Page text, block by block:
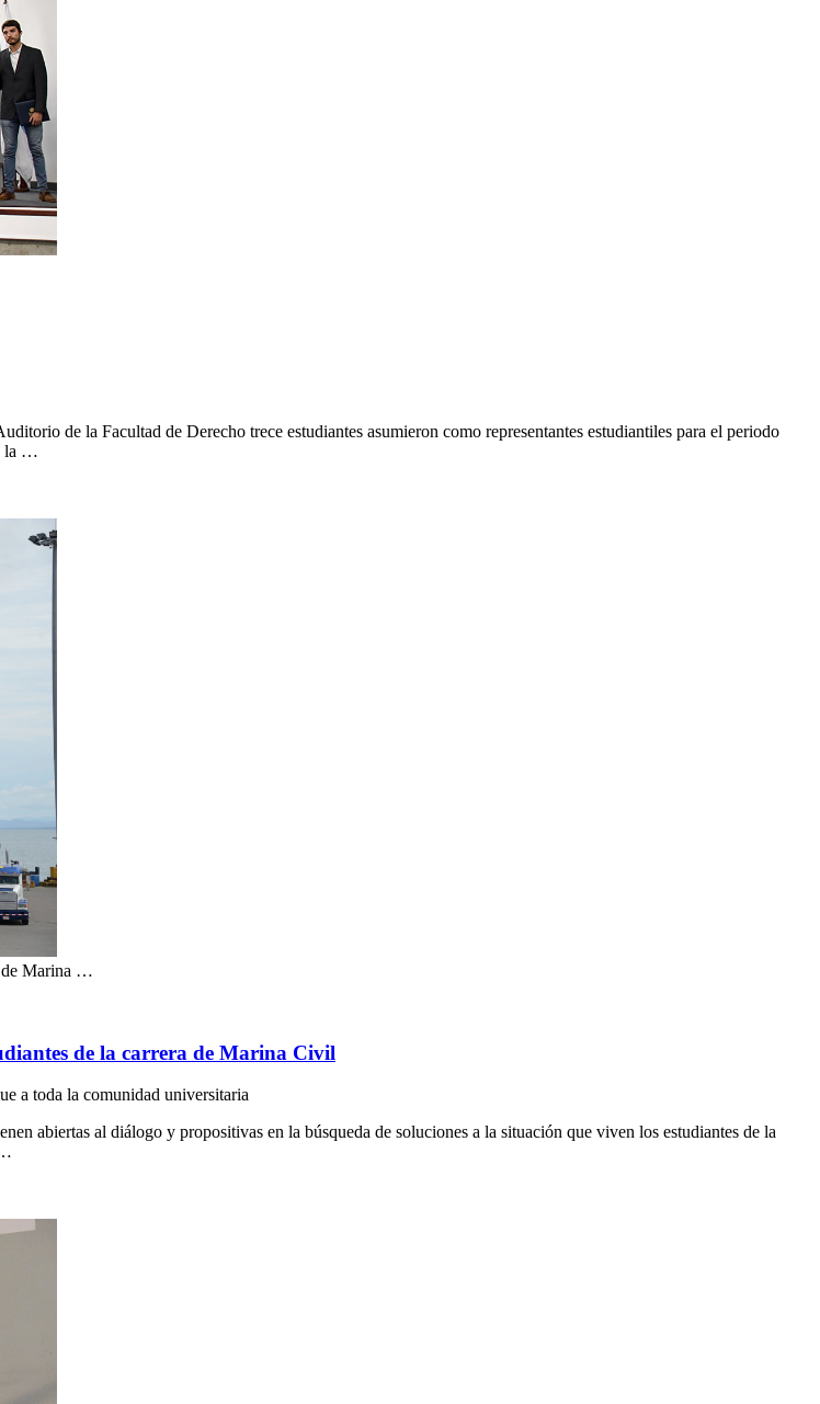
de la Facultad de Derecho trece estudiantes asumieron como representantes estudiantiles para el periodo
la …
de Marina …
de la carrera de Marina Civil
a toda la comunidad universitaria
abiertas al diálogo y propositivas en la búsqueda de soluciones a la situación que viven los estudiantes de la